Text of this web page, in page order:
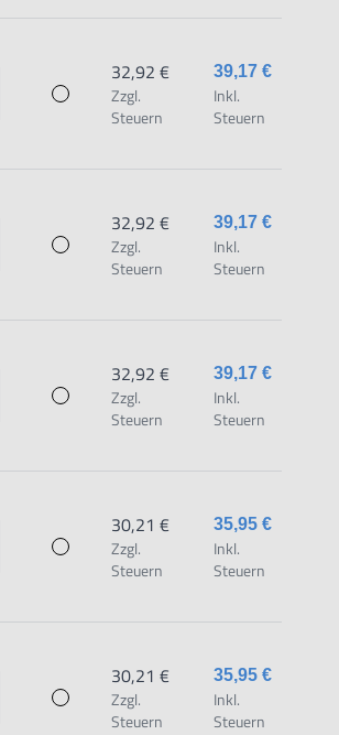
39,17 €
Inkl.
Steuern
32,92 €
Zzgl.
Steuern
39,17 €
Inkl.
Steuern
32,92 €
Zzgl.
Steuern
39,17 €
Inkl.
Steuern
32,92 €
Zzgl.
Steuern
35,95 €
Inkl.
Steuern
30,21 €
Zzgl.
Steuern
35,95 €
Inkl.
Steuern
30,21 €
Zzgl.
Steuern